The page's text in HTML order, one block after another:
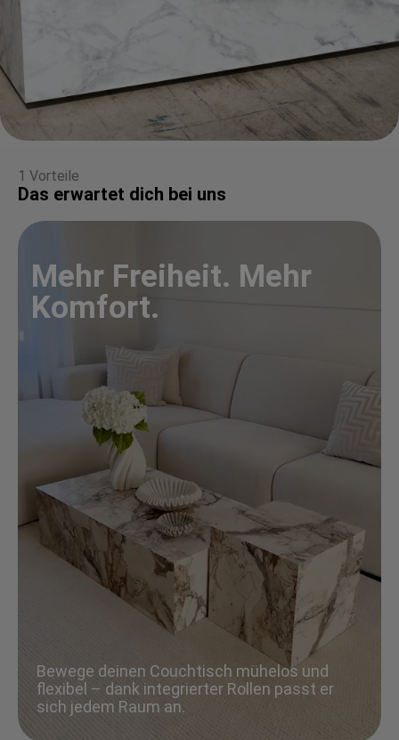
1 Vorteile
Das erwartet dich bei uns
Mehr Freiheit. Mehr
Komfort.
Bewege deinen Couchtisch mühelos und
flexibel – dank integrierter Rollen passt er
sich jedem Raum an.